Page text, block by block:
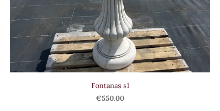
Fontanas s1
€550.00